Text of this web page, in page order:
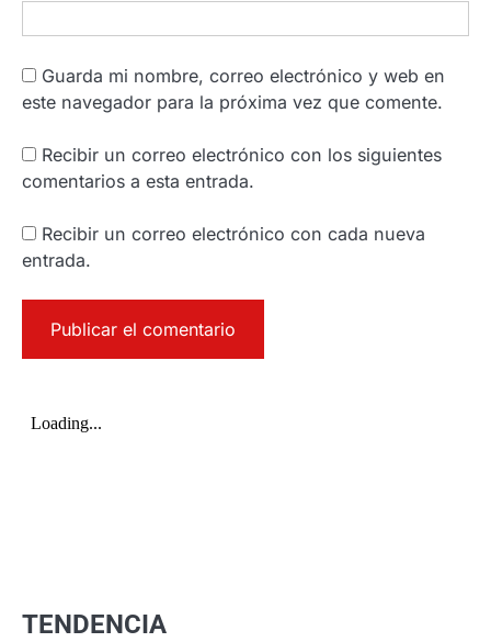
Guarda mi nombre, correo electrónico y web en
este navegador para la próxima vez que comente.
Recibir un correo electrónico con los siguientes
comentarios a esta entrada.
Recibir un correo electrónico con cada nueva
entrada.
TENDENCIA